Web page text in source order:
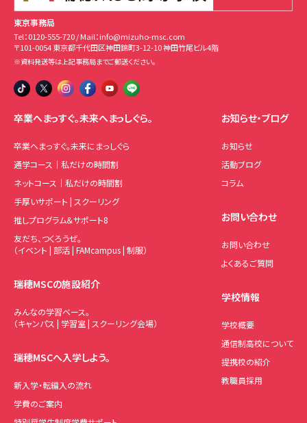
東京事務局
Tel：0120-555-720/ Mail：info@mizuho-msc.com
〒101-0054 東京都千代田区神田錦町3-12-10 神田竹尾ビル4階
※資料発送等は上記事務局までご郵送ください。
卒業へまっすぐ。未来へまっしぐら。
卒業へまっすぐ。未来にまっしぐら
通学コース｜私だけの時間割
ネットコース｜私だけの時間割
手厚いサポート | スクーリング
推しプログラム＆サポート8
友だち、つくろうぜ。
（イベント | 部活 | FAMcampus | 制服）
瑞穂MSCの施設紹介
みんなの学習ベース。
（キャンパス | 学習室 | スクーリング会場）
瑞穂MSCへ入学しよう。
新入学・転編入の流れ
学費のご案内
お知らせ・ブログ
お知らせ
活動ブログ
コラム
お問い合わせ
お問い合わせ
よくあるご質問
学校情報
学校概要
通信制高校について
提携校の紹介
教職員採用